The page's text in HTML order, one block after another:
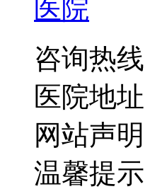
咨询热
医院地
网站声
温馨提